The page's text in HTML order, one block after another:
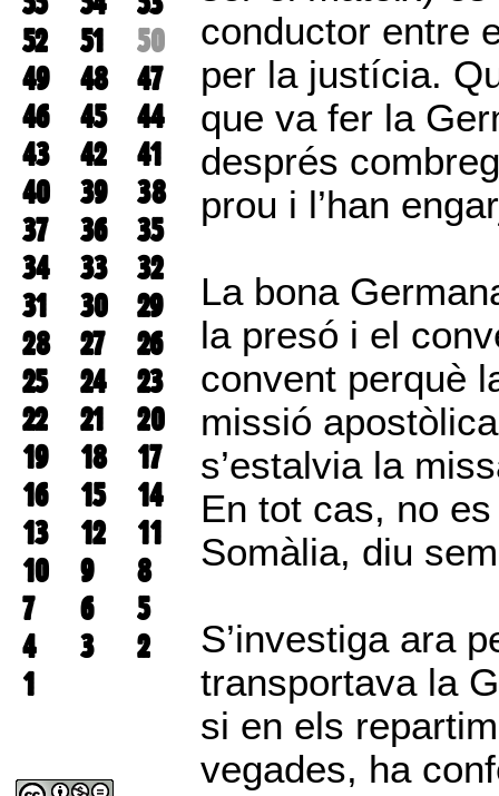
52
51
50
49
48
47
46
45
44
43
42
41
40
39
38
37
36
35
34
33
32
31
30
29
28
27
26
25
24
23
22
21
20
19
18
17
16
15
14
13
12
11
10
9
8
7
6
5
4
3
2
1
conductor entre
per la justícia.
que va fer la
després
prou i l’han
La bona
la presó i el
convent perquè
missió
s’estalvia la
En tot cas, no
Somàlia, diu
S’investiga ara
transportava la
si en els
vegades, ha